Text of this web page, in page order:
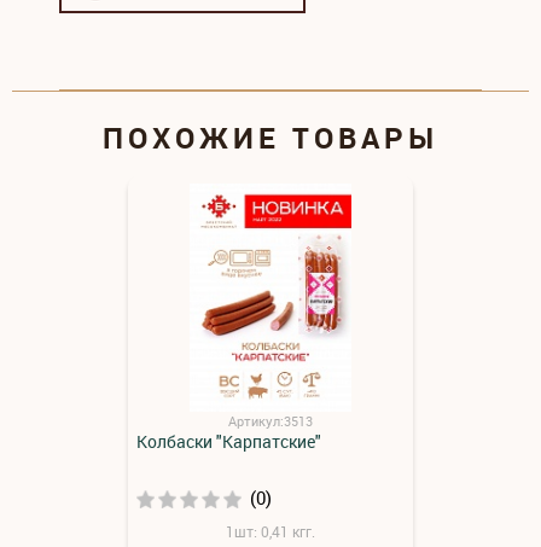
ПОХОЖИЕ ТОВАРЫ
Артикул:3513
Колбаски "Карпатские"
(0)
1шт: 0,41 кгг.